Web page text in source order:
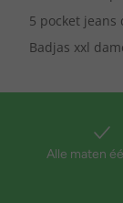
5 pocket jeans
Badjas xxl
Alle maten